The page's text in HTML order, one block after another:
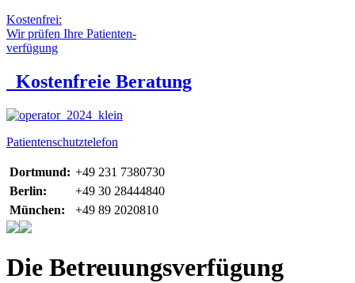
Kostenfrei:
Wir prüfen Ihre Patienten-
verfügung
Kostenfreie Beratung
Patientenschutztelefon
Dortmund: +49 231 7380730
Berlin:
+49 30 28444840
München:
+49 89 2020810
Die Betreuungsverfügung